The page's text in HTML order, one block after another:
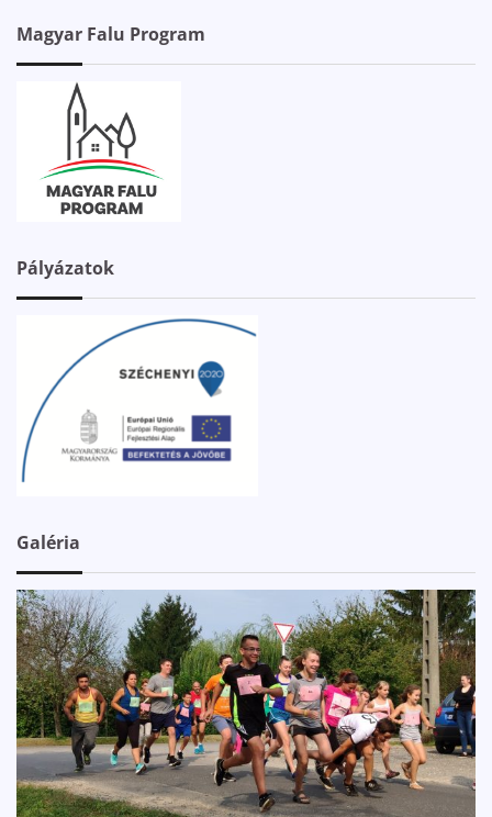
Magyar Falu Program
Pályázatok
Galéria